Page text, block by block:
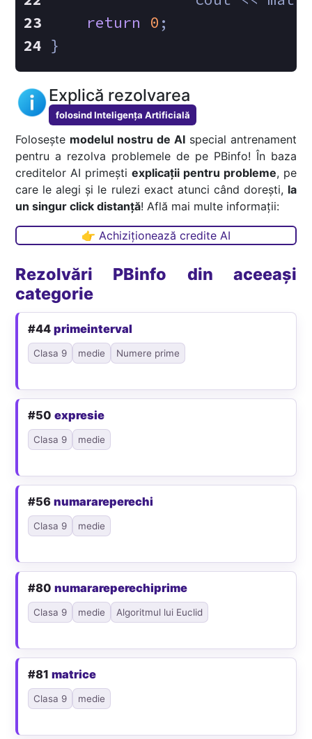
return
0 ;
}
Explică rezolvarea
folosind Inteligența Artificială
Folosește modelul nostru de AIspecial antrenament
pentru a rezolva problemele de pe PBinfo! În baza
creditelor AI primești explicații pentru probleme, pe
care le alegi și le rulezi exact atunci când dorești, la
un singur click distanță! Află mai multe informații:
👉 Achiziționează credite AI
Rezolvări PBinfo din aceeași
categorie
#44primeinterval
Clasa 9 medie Numere prime
#50expresie
Clasa 9 medie
#56numarareperechi
Clasa 9 medie
#80numarareperechiprime
Clasa 9 medie Algoritmul lui Euclid
#81matrice
Clasa 9 medie